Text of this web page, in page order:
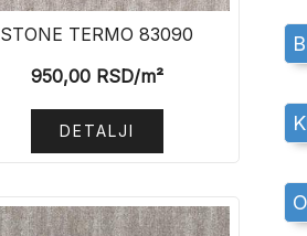
STONE TERMO 83090
950,00RSD/m²
DETALJI